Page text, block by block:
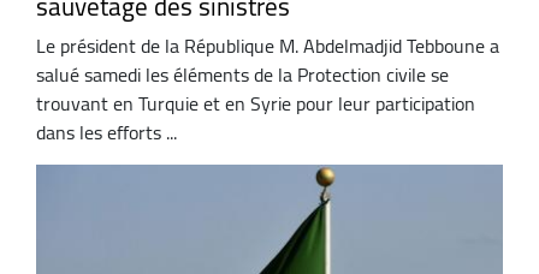
Le président de la République M. Abdelmadjid Tebboune a
salué samedi les éléments de la Protection civile se
trouvant en Turquie et en Syrie pour leur participation
dans les efforts ...